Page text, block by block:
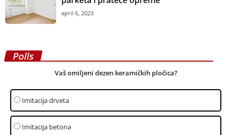
april 6, 2023
Polls
Vaš omiljeni dezen keramičkih pločica?
Imitacija drveta
Imitacija betona